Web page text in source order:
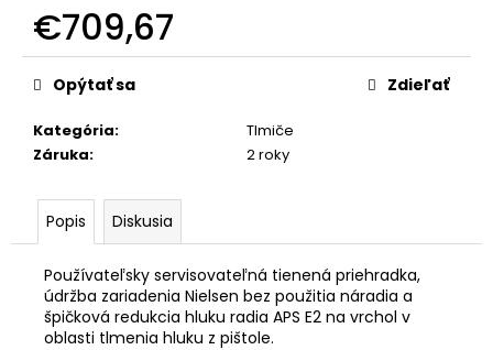
€709,67
Jednotková
cena:
Kategória:
Tlmiče
Záruka: 2 roky
Opýtať sa Zdieľať
Popis Diskusia
Používateľsky servisovateľná tienená priehradka,
údržba zariadenia Nielsen bez použitia náradia a
špičková redukcia hluku radia APS E2 na vrchol v
oblasti tlmenia hluku z pištole.
O
d
p
ú
e
GLOCK